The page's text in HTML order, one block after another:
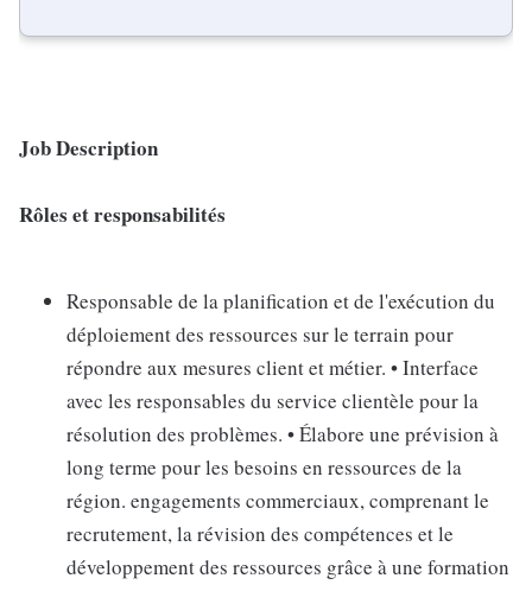
Job Description
Rôles et responsabilités
Responsable de la planification et de l'exécution du
déploiement des ressources sur le terrain pour
répondre aux mesures client et métier. • Interface
avec les responsables du service clientèle pour la
résolution des problèmes. • Élabore une prévision à
long terme pour les besoins en ressources de la
région. engagements commerciaux, comprenant le
recrutement, la révision des compétences et le
développement des ressources grâce à une formation